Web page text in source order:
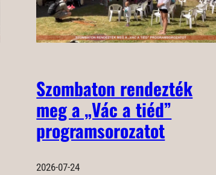
Szombaton rendezték
meg a „Vác a tiéd”
programsorozatot
2026-07-24